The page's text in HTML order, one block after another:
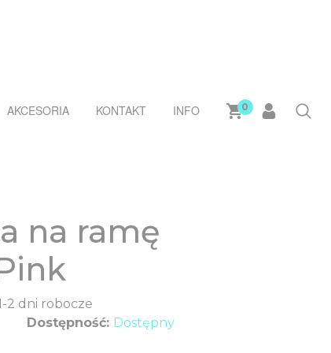
AKCESORIA KONTAKT INFO 0
na ramę
2 dni robocze
Dostępność: Dostępny